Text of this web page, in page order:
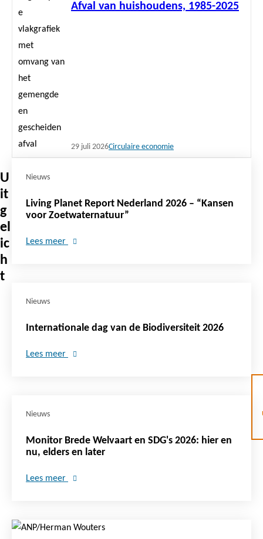
Afval van huishoudens, 1985-2025
29 juli 2026Circulaire economie
meer
U
it
g
el
ic
h
t
Living Planet Report Nederland 2026 – “Kansen
voor Zoetwaternatuur”
Nieuws
Lees meer
Internationale dag van de Biodiversiteit 2026
Nieuws
Lees meer
Monitor Brede Welvaart en SDG's 2026: hier en
nu, elders en later
Nieuws
Lees meer